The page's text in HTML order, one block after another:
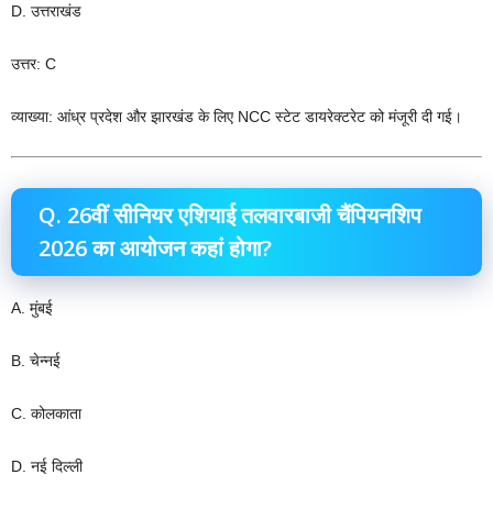
D. उत्तराखंड
उत्तर: C
व्याख्या: आंध्र प्रदेश और झारखंड के लिए NCC स्टेट डायरेक्टरेट को मंजूरी दी गई।
Q. 26वीं सीनियर एशियाई तलवारबाजी चैंपियनशिप
2026 का आयोजन कहां होगा?
A. मुंबई
B. चेन्नई
C. कोलकाता
D. नई दिल्ली